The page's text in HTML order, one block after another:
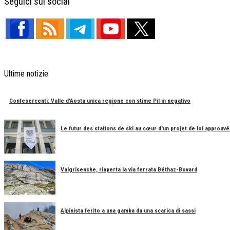
Ultime notizie
Confesercenti: Valle d'Aosta unica regione con stime Pil in negativo
Le futur des stations de ski au cœur d'un projet de loi approuvé
Valgrisenche, riaperta la via ferrata Béthaz-Bovard
Alpinista ferito a una gamba da una scarica di sassi